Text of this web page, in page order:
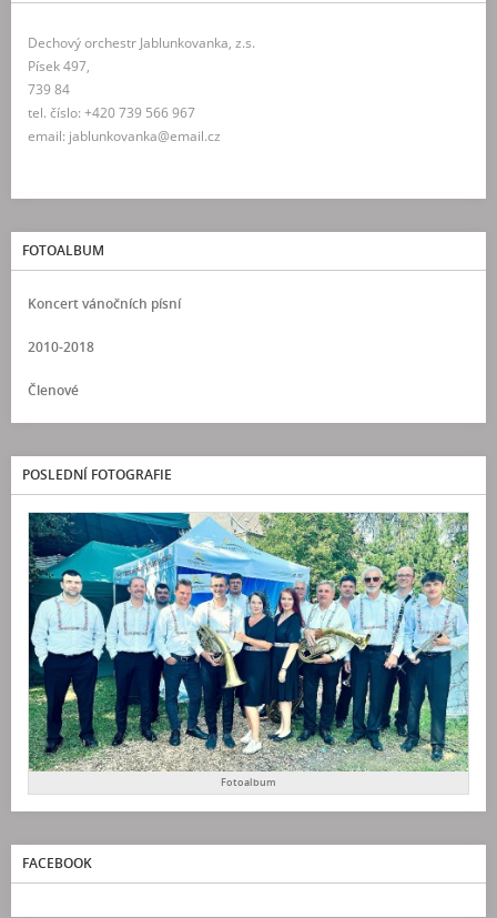
Dechový orchestr Jablunkovanka, z.s.
Písek 497,
739 84
tel. číslo: +420 739 566 967
email: jablunkovanka@email.cz
FOTOALBUM
Koncert vánočních písní
2010-2018
Členové
POSLEDNÍ FOTOGRAFIE
Fotoalbum
FACEBOOK